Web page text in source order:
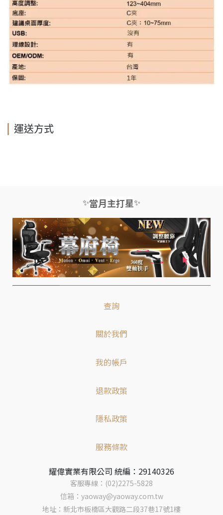
運送方式
✨當月主打星✨
查詢
關於我們
我的帳戶
退款政策
隱私政策
服務條款
耀偉實業有限公司 統編：29140326
客服專線：(02)2275-5828
信箱：yaoway@yaoway.com.tw
地址：新北市板橋區大觀路二段37巷17號1樓